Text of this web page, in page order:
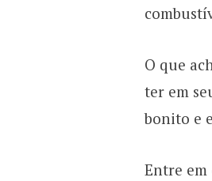
O que
ter em
bonito e
Entre